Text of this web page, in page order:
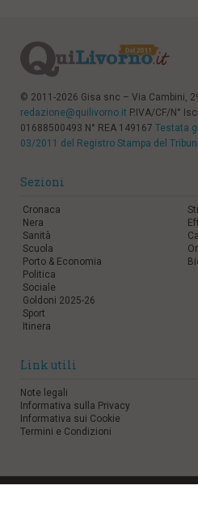
© 2011-2026 Gisa snc – Via Cambini,
redazione@quilivorno.it P.IVA/CF/N°
01688500493 N° REA 149167 Testata
03/2011 del Registro Stampa del
Sezioni
Cronaca
Nera
Sanità
Scuola
Porto & Economia
Politica
Sociale
Goldoni 2025-26
Sport
Itinera
Link utili
Note legali
Informativa sulla Privacy
Informativa sui Cookie
Termini e Condizioni